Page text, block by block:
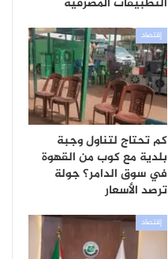
إقتصاد
كم تحتاج لتناول وجبة
بلدية مع كوب من القهوة
في سوق الدامر؟ جولة
ترصد الأسعار
إقتصاد